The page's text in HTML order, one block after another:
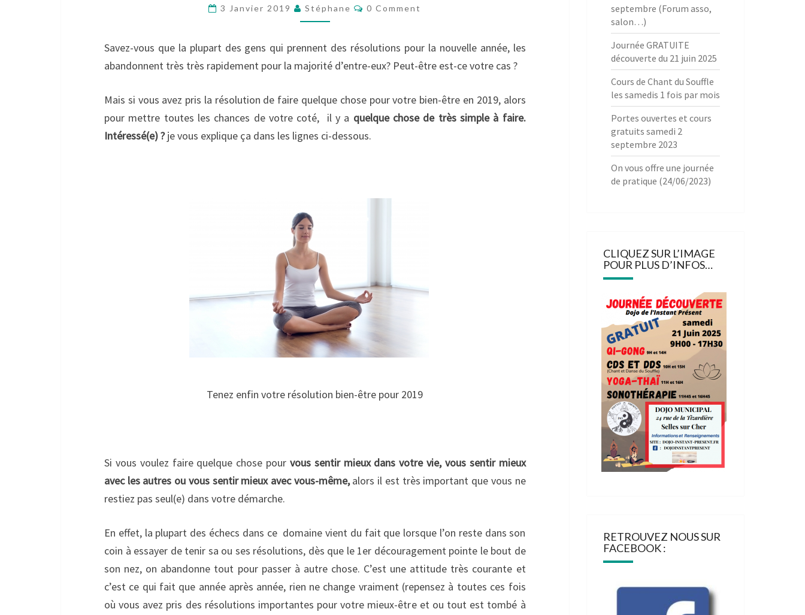
POUR
3 Janvier 2019 Stéphane Comments
0 Comment
Savez-vous que la plupart des gens qui prennent des résolutions pour la nouvelle année, les
abandonnent très très rapidement pour la majorité d’entre-eux? Peut-être est-ce votre cas ?
Mais si vous avez pris la résolution de faire quelque chose pour votre bien-être en 2019, alors
pour mettre toutes les chances de votre coté, il y a quelque chose de très simple à faire.
Intéressé(e) ?je vous explique ça dans les lignes ci-dessous.
Tenez enfin votre résolution bien-être pour 2019
Si vous voulez faire quelque chose pour vous sentir mieux dans votre vie, vous sentir mieux
avec les autres ou vous sentir mieux avec vous-même,alors il est très important que vous ne
restiez pas seul(e) dans votre démarche.
En effet, la plupart des échecs dans ce domaine vient du fait que lorsque l’on reste dans son
coin à essayer de tenir sa ou ses résolutions, dès que le 1er découragement pointe le bout de
son nez, on abandonne tout pour passer à autre chose. C’est une attitude très courante et
c’est ce qui fait que année après année, rien ne change vraiment (repensez à toutes ces fois
où vous avez pris des résolutions importantes pour votre mieux-être et ou tout est tombé à
septembre (Forum asso,
salon…)
Journée GRATUITE
découverte du 21 juin 2025
Cours de Chant du Souffle
les samedis 1 fois par mois
Portes ouvertes et cours
gratuits samedi 2
septembre 2023
On vous offre une journée
de pratique (24/06/2023)
CLIQUEZ SUR L’IMAGE
POUR PLUS D’INFOS…
RETROUVEZ NOUS SUR
FACEBOOK :